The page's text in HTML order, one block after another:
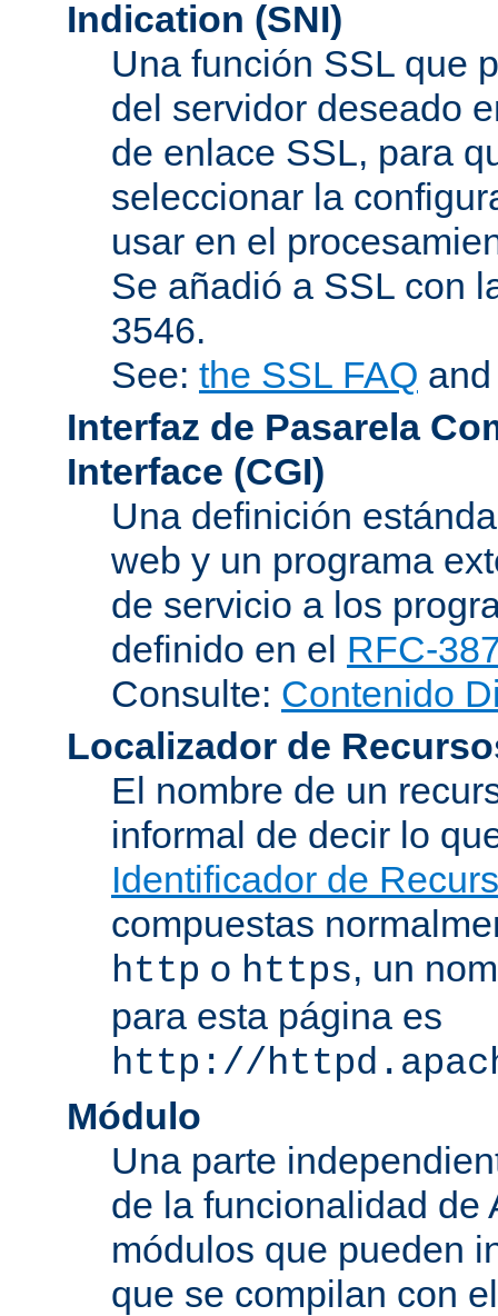
Indication (SNI)
Una función SSL que
del servidor deseado
de enlace SSL, para
seleccionar la
usar en el
Se añadió a SSL con
3546.
See: the SSL FAQ
Interfaz de Pasarela
Interface (CGI)
Una definición
web y un programa
de servicio a los
definido en el RFC-
Consulte: Contenido
Localizador de
El nombre de un
informal de decir lo
Identificador de
compuestas
http o https, un
para esta página es
http://
Módulo
Una parte
de la funcionalidad de
módulos que pueden
que se compilan con